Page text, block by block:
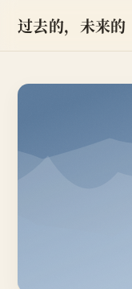
过去的，未来的